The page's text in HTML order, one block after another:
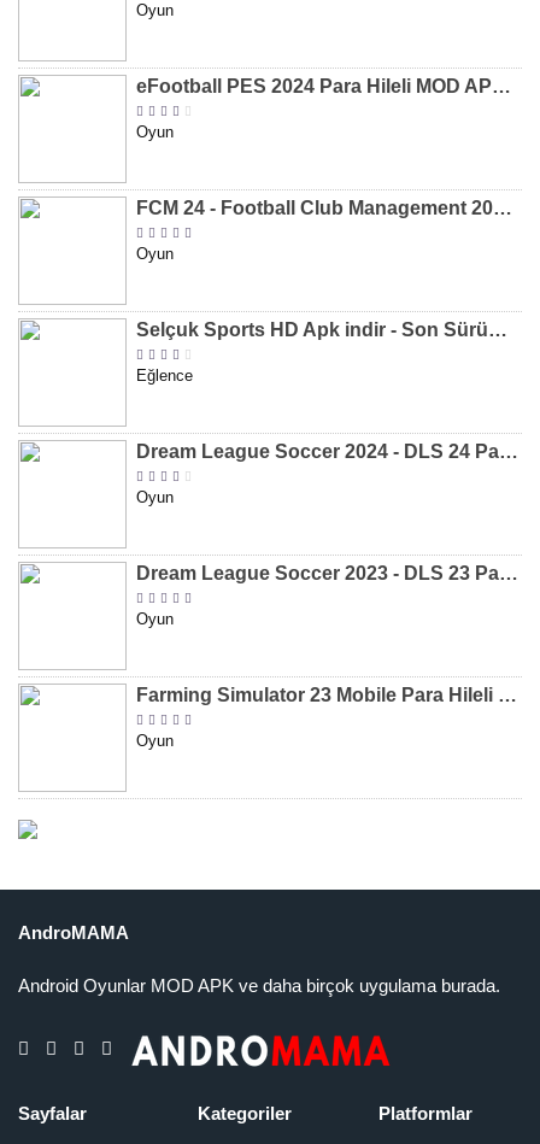
Oyun
eFootball PES 2024 Para Hileli MOD APK indir [v8.2.0]
Oyun
FCM 24 - Football Club Management 2024 Para Hileli MOD APK indir [v1.0.4]
Oyun
Selçuk Sports HD Apk indir - Son Sürüm 2024 [2.0.1.9]
Eğlence
Dream League Soccer 2024 - DLS 24 Para Hileli MOD APK indir [v11.050]
Oyun
Dream League Soccer 2023 - DLS 23 Para Hileli MOD APK [v11.020]
Oyun
Farming Simulator 23 Mobile Para Hileli MOD APK indir [v0.0.0.8]
Oyun
AndroMAMA
Android Oyunlar MOD APK ve daha birçok uygulama burada.
Sayfalar Kategoriler Platformlar